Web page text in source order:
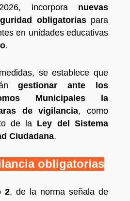
incorpora nuevas
obligatoriaspara
en unidades educativas
.
se establece que
gestionar ante los
Municipales la
de vigilancia, como
de la Ley del Sistema
Ciudadana.
obligatorias
2, de la norma señala de